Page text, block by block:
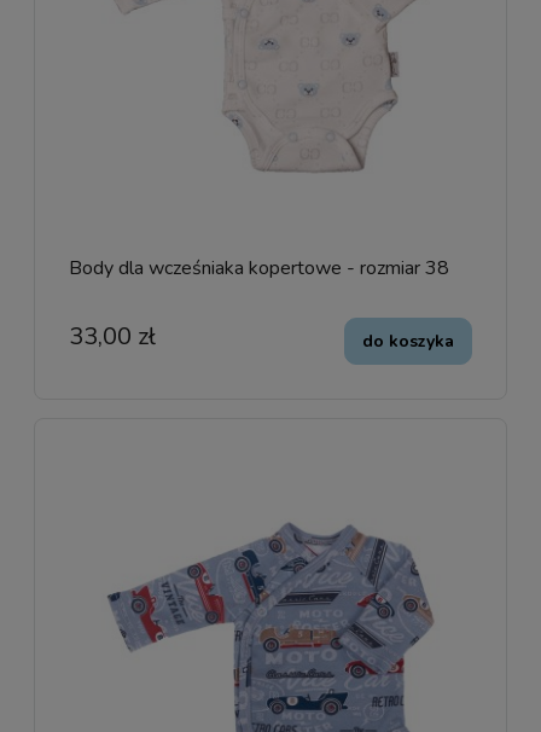
Body dla wcześniaka kopertowe - rozmiar 38
33,00 zł do koszyka